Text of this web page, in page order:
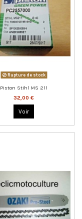
Rupture de stock
Piston Stihl MS 211
32,00 €
Voir